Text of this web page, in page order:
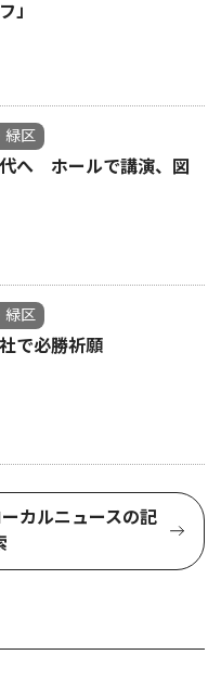
」
緑区
へ ホールで講演、図
緑区
で必勝祈願
カルニュースの記